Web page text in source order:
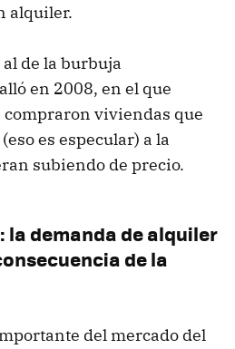
alquiler.
de la burbuja
en 2008, en el que
viviendas que
es especular) a la
subiendo de precio.
la demanda de alquiler
de la
del mercado del